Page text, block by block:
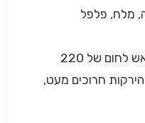
מלח, פלפל
5. מכניסים לתנור שחומם מראש לחום של 220
עד שהירקות חרוכים מעט,